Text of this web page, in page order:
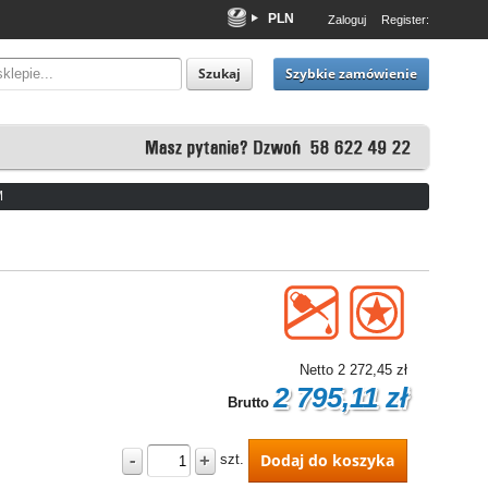
PLN
EUR
USD
Zaloguj Register:
Szukaj Szybkie zamówienie
Netto 2 272,45 zł
Brutto 2 795,11 zł
- + szt. Dodaj do koszyka